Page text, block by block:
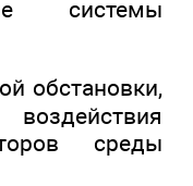
системы
обстановки,
среды